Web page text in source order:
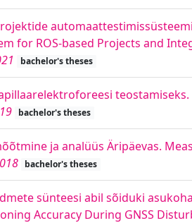
for ROS-based Projects and
bachelor's theses
bachelor's theses
ja analüüs Äripäevas.
bachelor's theses
sünteesi abil sõiduki
Accuracy During GNSS